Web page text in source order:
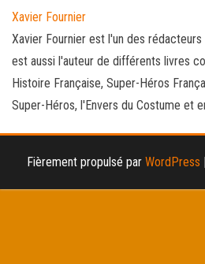
Xavier Fournier
Xavier Fournier est l'un des
est aussi l'auteur de différents livres
Histoire Française, Super-Héros
Super-Héros, l'Envers du Costume et
Fièrement propulsé par WordPress